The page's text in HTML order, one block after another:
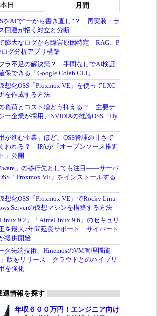
本日 月間
をAIで“一から書き直し”？ 再実装・ラ
回避が招く対立と分断
膨大なログから障害原因特定 RAG、P
グ分析アプリ構築
ラ不足の解決策？ 手間なしでAI検証
保できる「Google Colab CLI」
想化OSS「Proxmox VE」を使ってLXC
を作成する方法
負荷とコスト増どう抑える？ 主要テ
ー企業が採用、NVIDIAの推論OSS「Dy
が進む企業」ほど、OSS管理の甘さで
われる？ IPAが「オープンソース推進
」公開
」の移行先としても注目――サーバ
「Proxmox VE」をインストールする
想化OSS「Proxmox VE」でRocky Linu
Serverの仮想マシンを構築する方法
9.2」「AlmaLinux 9.6」のセキュリ
を最大7年間延長サポート サイバート
提供開始
タ先端技術、HinemosのVM管理機能
」版をリリース クラウドとのハイブリ
を強化
遣情報を探す
年収６００万円！エンジニア向け